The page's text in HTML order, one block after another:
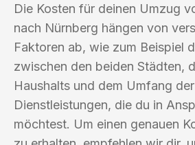
Die Kosten für deinen Umzug
nach Nürnberg hängen von
Faktoren ab, wie zum Beispiel
zwischen den beiden Städten,
Haushalts und dem Umfang der
Dienstleistungen, die du in
möchtest. Um einen genauen